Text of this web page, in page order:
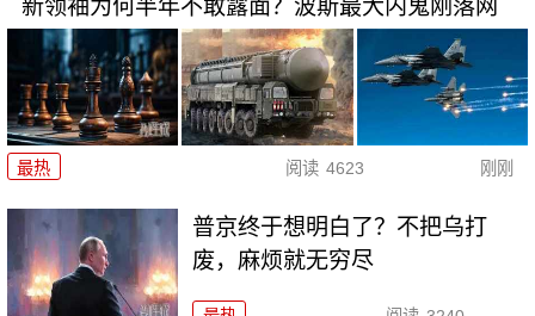
新领袖为何半年不敢露面？波斯最大内鬼刚落网
最热 阅读 4623 刚刚
普京终于想明白了？不把乌打
废，麻烦就无穷尽